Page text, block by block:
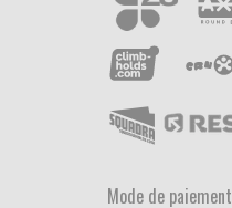
Mode de paiement